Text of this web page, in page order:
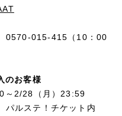
0570-015-415（10：00
のお客様
～2/28（月）23:59
パルステ！チケット内